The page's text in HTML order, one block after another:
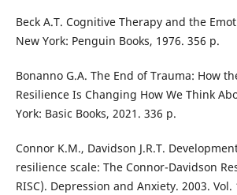
Beck A.T. Cognitive Therapy and the
New York: Penguin Books, 1976. 356 p.
Bonanno G.A. The End of Trauma: How
Resilience Is Changing How We Think
York: Basic Books, 2021. 336 p.
Connor K.M., Davidson J.R.T.
resilience scale: The Connor-Davidson
RISC). Depression and Anxiety. 2003. Vol.